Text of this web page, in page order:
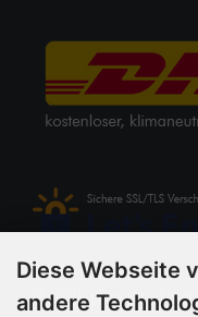
Diese Webseite
andere